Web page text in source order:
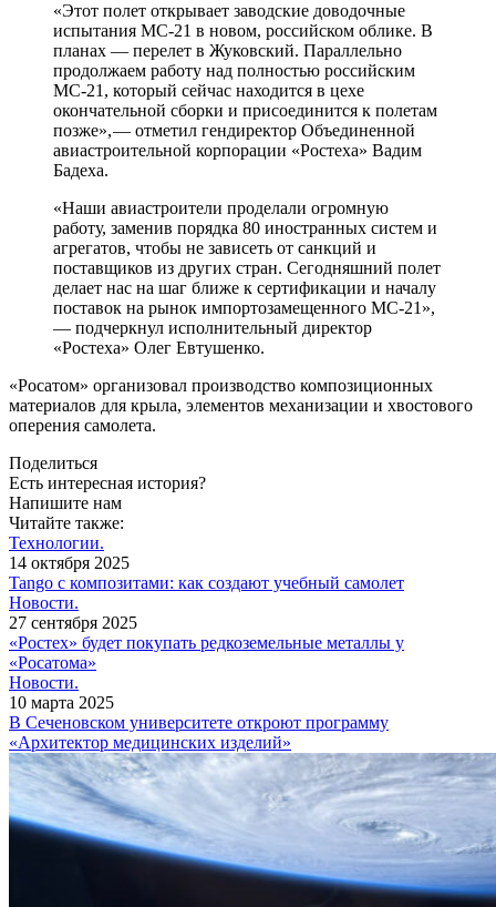
«Этот полет открывает заводские доводочные
испытания МС‑21 в новом, российском облике. В
планах — ​перелет в Жуковский. Параллельно
продолжаем работу над полностью российским
МС‑21, который сейчас находится в цехе
окончательной сборки и присоединится к полетам
позже», — ​отметил гендиректор Объединенной
авиастроительной корпорации «Ростеха» Вадим
Бадеха.
«Наши авиастроители проделали огромную
работу, заменив порядка 80 иностранных систем и
агрегатов, чтобы не зависеть от санкций и
поставщиков из других стран. Сегодняшний полет
делает нас на шаг ближе к сертификации и началу
поставок на рынок импортозамещенного МС‑21»,
— ​подчеркнул исполнительный директор
«Ростеха» Олег Евтушенко.
«Росатом» организовал производство композиционных
материалов для крыла, элементов механизации и хвостового
оперения самолета.
Поделиться
Есть интересная история?
Напишите нам
Читайте также:
Технологии.
14 октября 2025
Tango с композитами: как создают учебный самолет
Новости.
27 сентября 2025
«Ростех» будет покупать редкоземельные металлы у
«Росатома»
Новости.
10 марта 2025
В Сеченовском университете откроют программу
«Архитектор медицинских изделий»